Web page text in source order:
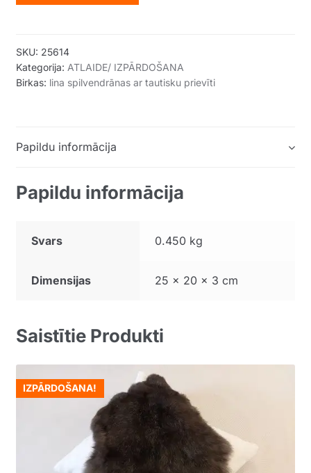
SKU: 25614
Kategorija: ATLAIDE/ IZPĀRDOŠANA
Birkas: lina spilvendrānas ar tautisku prievīti
Papildu informācija
Papildu informācija
Svars 0.450 kg
Dimensijas 25 × 20 × 3 cm
Saistītie Produkti
IZPĀRDOŠANA!